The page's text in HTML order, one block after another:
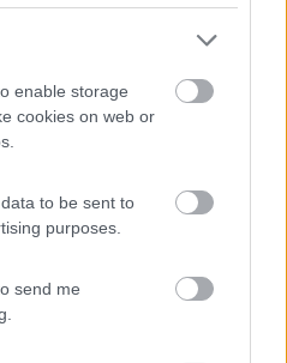
enable storage
cookies on web or
to be sent to
purposes.
send me